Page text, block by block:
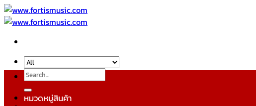
Skip
to
Search
for:
หมวดหมู่สินค้า